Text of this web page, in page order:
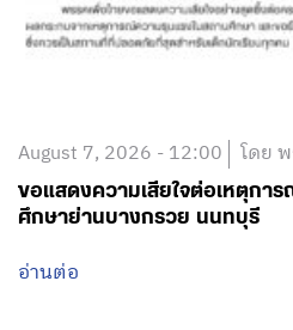
August 7, 2026 - 12:00 โดย
ขอแสดงความเสียใจต่อเหตุกา
ศึกษาย่านบางกรวย นนทบุรี
อ่านต่อ